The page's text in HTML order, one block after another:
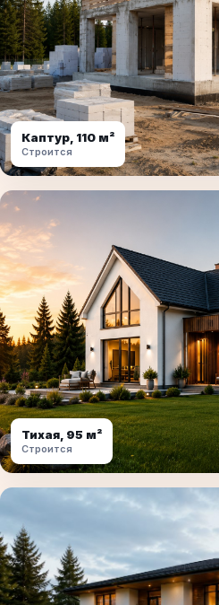
Каптур, 110 м²
Строится
Тихая, 95 м²
Строится